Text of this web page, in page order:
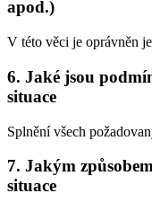
apod.)
V této věci je oprávněn
6. Jaké jsou
situace
Splnění všech
7. Jakým
situace